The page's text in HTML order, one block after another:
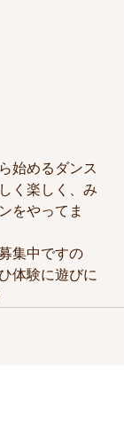
始めるダンス
く楽しく、み
をやってま
集中ですの
体験に遊びに